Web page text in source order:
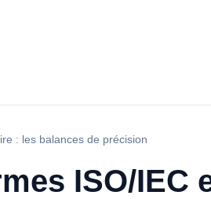
: les balances de précision
ISO/IEC